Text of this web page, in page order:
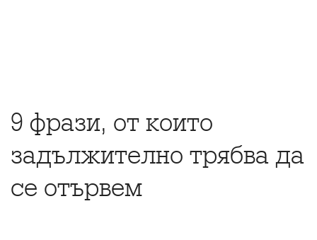
9 фрази, от които
задължително трябва да
се отървем